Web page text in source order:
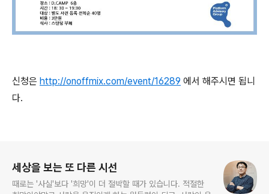
신청은 http://onoffmix.com/event/16289 에서 해주시면 됩니
다.
세상을 보는 또 다른 시선
때로는 '사실'보다 '희망'이 더 절박할 때가 있습니다. 적절한